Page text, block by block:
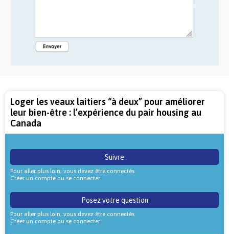
Loger les veaux laitiers “à deux” pour améliorer
leur bien-être : l’expérience du pair housing au
Canada
Suivre
Pour aller plus loin, vous devez être connectés
Créer un compte ou se connecter
Posez votre question
Pour aller plus loin, vous devez être connectés
Créer un compte ou se connecter